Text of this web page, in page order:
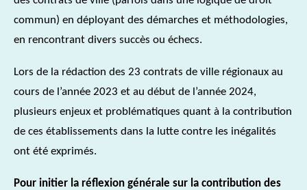
commun) en déployant des démarches et méthodologies,
en rencontrant divers succès ou échecs.
Lors de la rédaction des 23 contrats de ville régionaux au
cours de l’année 2023 et au début de l’année 2024,
plusieurs enjeux et problématiques quant à la contribution
de ces établissements dans la lutte contre les inégalités
ont été exprimés.
Pour initier la réflexion générale sur la contribution des